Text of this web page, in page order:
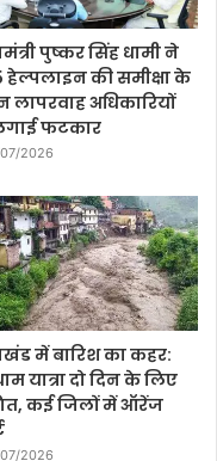
पुष्कर सिंह धामी ने
हेल्पलाइन की समीक्षा के
लापरवाह अधिकारियों
फटकार
2026
में बारिश का कहर:
यात्रा दो दिन के लिए
कई जिलों में ऑरेंज
2026